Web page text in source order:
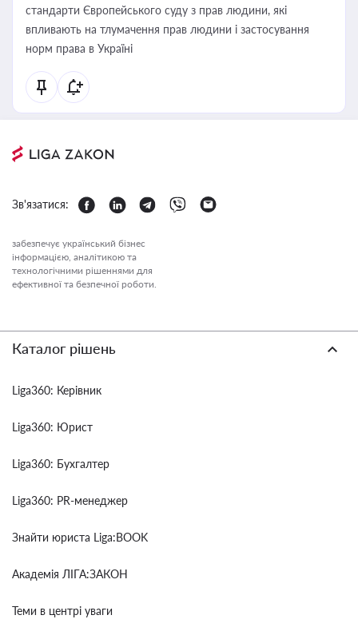
стандарти Європейського суду з прав людини, які
впливають на тлумачення прав людини і застосування
норм права в Україні
Зв'язатися:
забезпечує український бізнес
інформацією, аналітикою та
технологічними рішеннями для
ефективної та безпечної роботи.
Каталог рішень
Liga360: Керівник
Liga360: Юрист
Liga360: Бухгалтер
Liga360: PR-менеджер
Знайти юриста Liga:BOOK
Академія ЛІГА:ЗАКОН
Теми в центрі уваги